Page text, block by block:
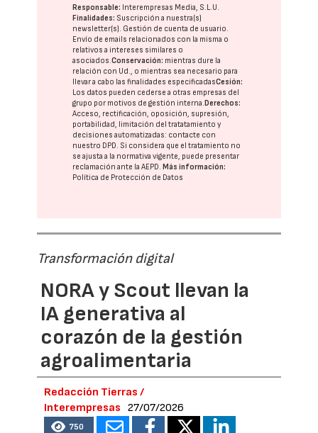
Responsable: Interempresas Media, S.L.U.
Finalidades: Suscripción a nuestra(s)
newsletter(s). Gestión de cuenta de usuario.
Envío de emails relacionados con la misma o
relativos a intereses similares o
asociados.Conservación: mientras dure la
relación con Ud., o mientras sea necesario para
llevar a cabo las finalidades especificadasCesión:
Los datos pueden cederse a otras empresas del
grupo por motivos de gestión interna.Derechos:
Acceso, rectificación, oposición, supresión,
portabilidad, limitación del tratatamiento y
decisiones automatizadas: contacte con
nuestro DPD. Si considera que el tratamiento no
se ajusta a la normativa vigente, puede presentar
reclamación ante laAEPD.Más información:
Política de Protección de Datos
Transformación digital
NORA y Scout llevan la
IA generativa al
corazón de la gestión
agroalimentaria
Redacción Tierras /
Interempresas
27/07/2026
750